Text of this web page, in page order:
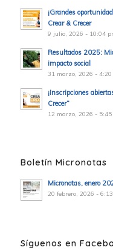
¡Grandes
Crear & Crecer
9 julio, 2026 - 10:04
Resultados 2025:
impacto social
31 marzo, 2026 - 4:20
¡Inscripciones
Crecer”
12 marzo, 2026 - 5:45
Boletín Micronotas
Micronotas, enero
20 febrero, 2026 -
Síguenos en